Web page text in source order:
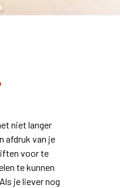
niet langer
afdruk van je
voor te
te kunnen
je liever nog